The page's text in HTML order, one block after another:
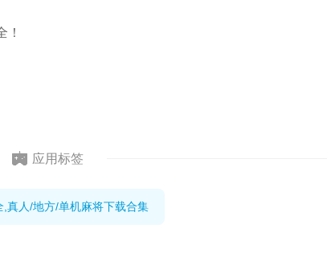
！
应用标签
,真人/地方/单机麻将下载合集